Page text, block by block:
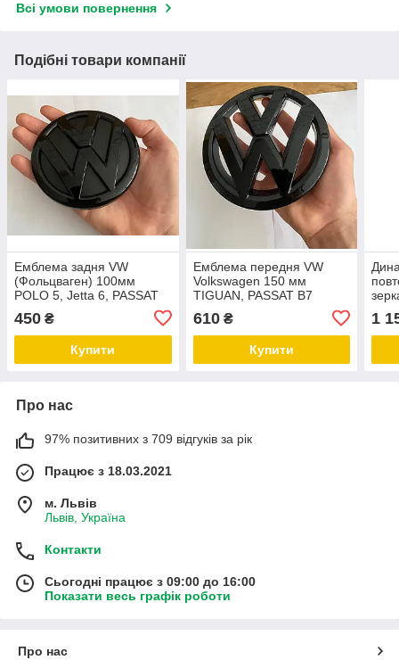
Всі умови повернення
Подібні товари компанії
Емблема задня VW
(Фольцваген) 100мм
POLO 5, Jetta 6, PASSAT
(5C6853630)
450 ₴
Купити
Емблема передня VW
Volkswagen 150 мм
TIGUAN, PASSAT B7
глянець (561853600)
610₴
Купити
1
Про нас
97% позитивних з 709 відгуків за рік
Працює з 18.03.2021
м. Львів
Львів, Україна
Контакти
Сьогодні працює з 09:00 до 16:00
Показати весь графік роботи
Про нас